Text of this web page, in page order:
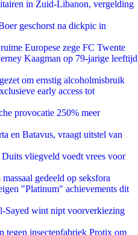
in Zuid-Libanon, vergelding
geschorst na dickpic in
Europese zege FC Twente
Kaagman op 79-jarige leeftijd
om ernstig alcoholmisbruik
early access tot
provocatie 250% meer
en Batavus, vraagt uitstel van
vliegveld voedt vrees voor
gedeeld op seksfora
"Platinum" achievements dit
Sayed wint nipt voorverkiezing
tegen insectenfabriek Protix om